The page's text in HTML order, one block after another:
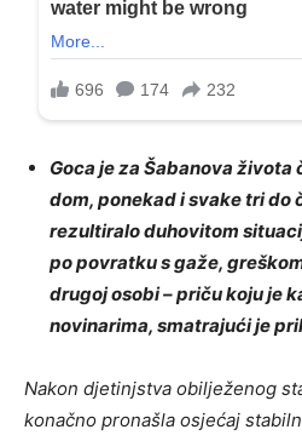
Goca je za Šabanova
dom, ponekad i svake tri do
rezultiralo duhovitom
po povratku s gaže,
drugoj osobi – priču koju je
novinarima, smatrajući je
Nakon djetinjstva obilježenog
konačno pronašla osjećaj